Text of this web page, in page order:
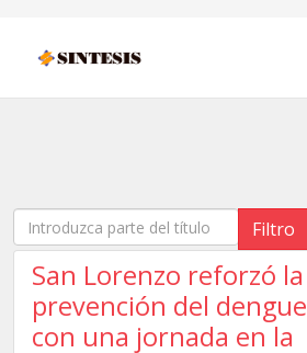
Introduzca parte del título Filtro
San Lorenzo reforzó la
prevención del dengue
con una jornada en la